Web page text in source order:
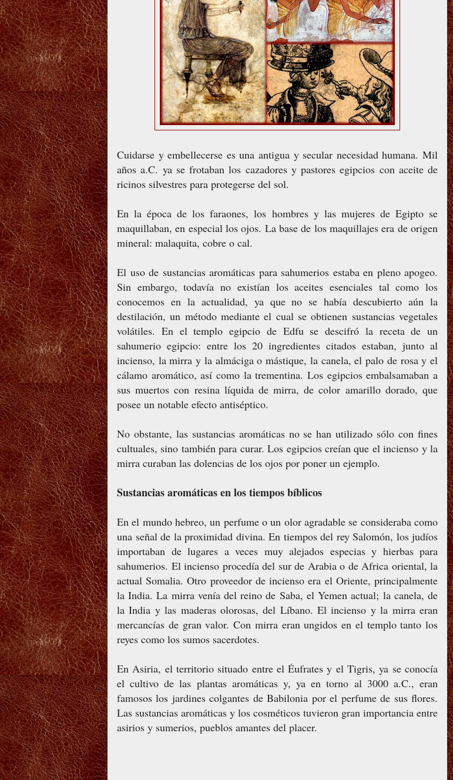
Cuidarse y embellecerse es una antigua y secular necesidad humana. Mil
años a.C. ya se frotaban los cazadores y pastores egipcios con aceite de
ricinos silvestres para protegerse del sol.
En la época de los faraones, los hombres y las mujeres de Egipto se
maquillaban, en especial los ojos. La base de los maquillajes era de origen
mineral: malaquita, cobre o cal.
El uso de sustancias aromáticas para sahumerios estaba en pleno apogeo.
Sin embargo, todavía no existían los aceites esenciales tal como los
conocemos en la actualidad, ya que no se había descubierto aún la
destilación, un método mediante el cual se obtienen sustancias vegetales
volátiles. En el templo egipcio de Edfu se descifró la receta de un
sahumerio egipcio: entre los 20 ingredientes citados estaban, junto al
incienso, la mirra y la almáciga o mástique, la canela, el palo de rosa y el
cálamo aromático, así como la trementina. Los egipcios embalsamaban a
sus muertos con resina líquida de mirra, de color amarillo dorado, que
posee un notable efecto antiséptico.
No obstante, las sustancias aromáticas no se han utilizado sólo con fines
cultuales, sino también para curar. Los egipcios creían que el incienso y la
mirra curaban las dolencias de los ojos por poner un ejemplo.
Sustancias aromáticas en los tiempos bíblicos
En el mundo hebreo, un perfume o un olor agradable se consideraba como
una señal de la proximidad divina. En tiempos del rey Salomón, los judíos
importaban de lugares a veces muy alejados especias y hierbas para
sahumerios. El incienso procedía del sur de Arabia o de Africa oriental, la
actual Somalia. Otro proveedor de incienso era el Oriente, principalmente
la India. La mirra venía del reino de Saba, el Yemen actual; la canela, de
la India y las maderas olorosas, del Líbano. El incienso y la mirra eran
mercancías de gran valor. Con mirra eran ungidos en el templo tanto los
reyes como los sumos sacerdotes.
En Asiria, el territorio situado entre el Éufrates y el Tigris, ya se conocía
el cultivo de las plantas aromáticas y, ya en torno al 3000 a.C., eran
famosos los jardines colgantes de Babilonia por el perfume de sus flores.
Las sustancias aromáticas y los cosméticos tuvieron gran importancia entre
asirios y sumerios, pueblos amantes del placer.